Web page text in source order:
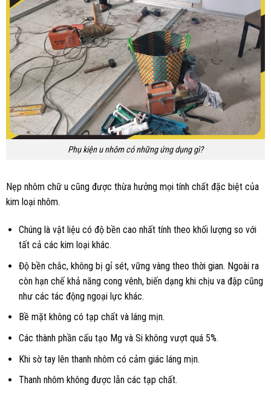
Phụ kiện u nhôm có những ứng dụng gì?
Nẹp nhôm chữ u cũng được thừa hưởng mọi tính chất đặc biệt của
kim loại nhôm.
Chúng là vật liệu có độ bền cao nhất tính theo khối lượng so với
tất cả các kim loại khác.
Độ bền chắc, không bị gỉ sét, vững vàng theo thời gian. Ngoài ra
còn hạn chế khả năng cong vênh, biến dạng khi chịu va đập cũng
như các tác động ngoại lực khác.
Bề mặt không có tạp chất và láng mịn.
Các thành phần cấu tạo Mg và Si không vượt quá 5%.
Khi sờ tay lên thanh nhôm có cảm giác láng mịn.
Thanh nhôm không được lẫn các tạp chất.